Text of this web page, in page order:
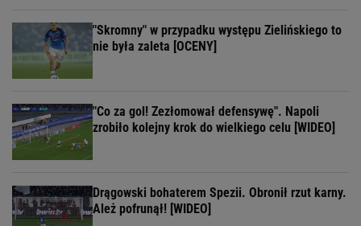
"Skromny" w przypadku występu Zielińskiego to
nie była zaleta [OCENY]
"Co za gol! Zezłomował defensywę". Napoli
zrobiło kolejny krok do wielkiego celu [WIDEO]
Drągowski bohaterem Spezii. Obronił rzut karny.
Ależ pofrunął! [WIDEO]